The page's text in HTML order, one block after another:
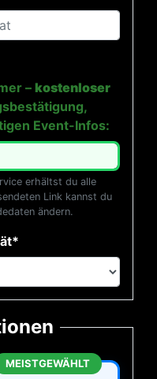
–kostenloser
Event-Infos:
erhältst du alle
Link kannst du
ändern.
MEISTGEWÄHLT